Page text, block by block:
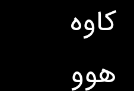
کاوه
هوو